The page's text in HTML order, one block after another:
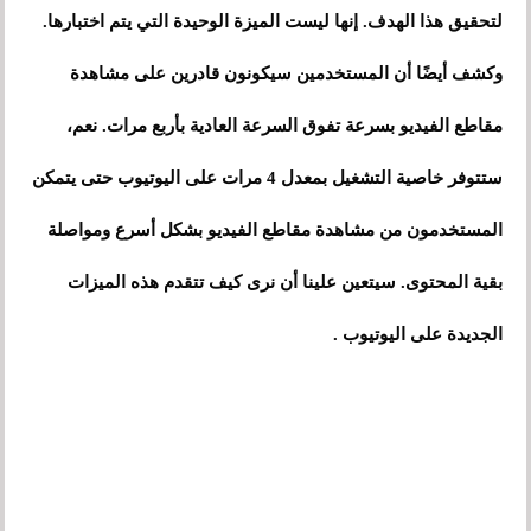
لتحقيق هذا الهدف. إنها ليست الميزة الوحيدة التي يتم اختبارها.
وكشف أيضًا أن المستخدمين سيكونون قادرين على مشاهدة
مقاطع الفيديو بسرعة تفوق السرعة العادية بأربع مرات. نعم،
ستتوفر خاصية التشغيل بمعدل 4 مرات على اليوتيوب حتى يتمكن
المستخدمون من مشاهدة مقاطع الفيديو بشكل أسرع ومواصلة
بقية المحتوى. سيتعين علينا أن نرى كيف تتقدم هذه الميزات
الجديدة على اليوتيوب .